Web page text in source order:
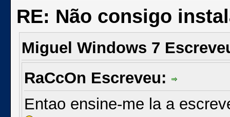
RE: Não consigo
Miguel Windows 7
RaCcOn Escreveu:
Entao ensine-me la a